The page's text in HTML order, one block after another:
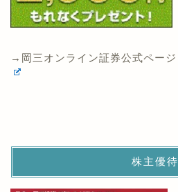
→岡三オンライン証券公式ページ
株主優待